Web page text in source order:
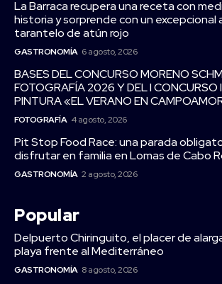
La Barraca recupera una receta con
historia y sorprende con un excepcional
tarantelo de atún rojo
GASTRONOMÍA 6 agosto, 2026
BASES DEL CONCURSO MORENO
FOTOGRAFÍA 2026 Y DEL I CONCURSO
PINTURA «EL VERANO EN
FOTOGRAFÍA 4 agosto, 2026
Pit Stop Food Race: una parada
disfrutar en familia en Lomas de Cabo
GASTRONOMÍA 2 agosto, 2026
Popular
Delpuerto Chiringuito, el placer de
playa frente al Mediterráneo
GASTRONOMÍA 8 agosto, 2026